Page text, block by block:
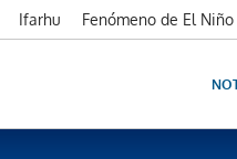
Ifarhu Fenómeno de El Niño